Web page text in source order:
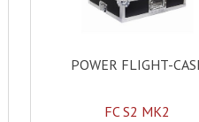
POWER FLIGHT-
FC S2 MK2